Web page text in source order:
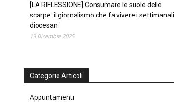
[LA RIFLESSIONE] Consumare le suole delle
scarpe: il giornalismo che fa vivere i settimanali
diocesani
13 Dicembre 2025
Categorie Articoli
Appuntamenti